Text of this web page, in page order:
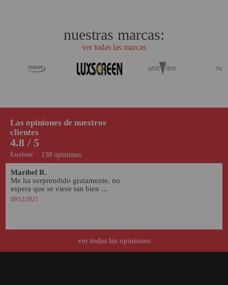
nuestras marcas:
ver todas las marcas
138 opiniones
4.8 / 5
Excelente
Las opiniones de nuestros
clientes
Maribel R.
Me ha sorprendido gratamente, no
espera que se viese tan bien ...
09/12/2021
ver todas las opiniones